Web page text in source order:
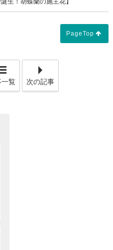
生！胡蝶蘭の施主花】
PageTop
一覧 次の記事